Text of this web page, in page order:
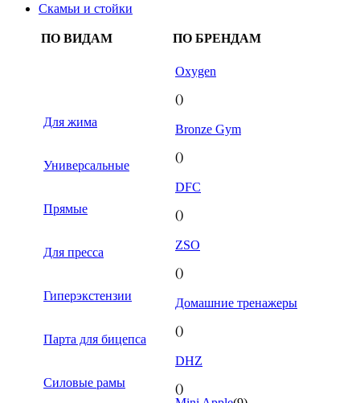
Скамьи и стойки
ПО ВИДАМ ПО БРЕНДАМ
Для жима
Универсальные
Прямые
Для пресса
Гиперэкстензии
Парта для бицепса
Силовые рамы
Oxygen
()
Bronze Gym
()
DFC
()
ZSO
()
Домашние тренажеры
()
DHZ
()